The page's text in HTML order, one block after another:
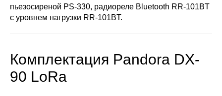
пьезосиреной PS-330, радиореле Bluetooth RR-101BT
с уровнем нагрузки RR-101BT.
Комплектация Pandora DX-
90 LoRa